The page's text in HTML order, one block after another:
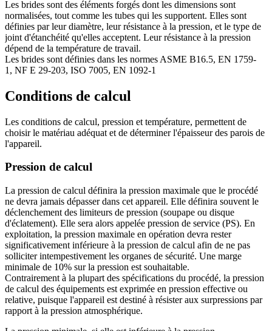
Les brides sont des éléments forgés dont les dimensions sont
normalisées, tout comme les tubes qui les supportent. Elles sont
définies par leur diamètre, leur résistance à la pression, et le type de
joint d'étanchéité qu'elles acceptent. Leur résistance à la pression
dépend de la température de travail.
Les brides sont définies dans les normes ASME B16.5, EN 1759-
1, NF E 29-203, ISO 7005, EN 1092-1
Conditions de calcul
Les conditions de calcul, pression et température, permettent de
choisir le matériau adéquat et de déterminer l'épaisseur des parois de
l'appareil.
Pression de calcul
La pression de calcul définira la pression maximale que le procédé
ne devra jamais dépasser dans cet appareil. Elle définira souvent le
déclenchement des limiteurs de pression (soupape ou disque
d'éclatement). Elle sera alors appelée pression de service (PS). En
exploitation, la pression maximale en opération devra rester
significativement inférieure à la pression de calcul afin de ne pas
solliciter intempestivement les organes de sécurité. Une marge
minimale de 10% sur la pression est souhaitable.
Contrairement à la plupart des spécifications du procédé, la pression
de calcul des équipements est exprimée en pression effective ou
relative, puisque l'appareil est destiné à résister aux surpressions par
rapport à la pression atmosphérique.